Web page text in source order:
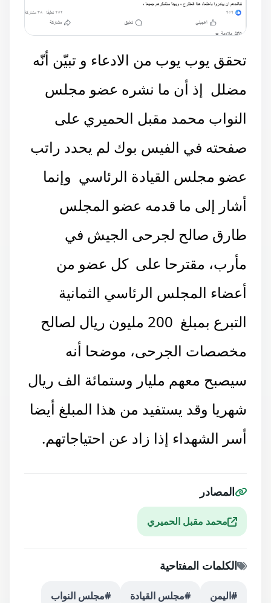
تحقق يوب يوب من الادعاء و تبيّن أنّه
مضلل إذ أن ما نشره عضو مجلس
النواب محمد مقبل الحميري على
صفحته في الفيس بوك لم يحدد راتب
عضو مجلس القيادة الرئاسي وإنما
أشار إلى ما قدمه عضو المجلس
طارق صالح لجرحى الجيش في
مأرب، مقترحا على كل عضو من
أعضاء المجلس الرئاسي الثمانية
التبرع بمبلغ 200 مليون ريال لصالح
مخصصات الجرحى، موضحا أنه
سيصبح معهم مليار وستمائة الف ريال
شهريا وقد يستفيد من هذا المبلغ أيضا
أسر الشهداء إذا زاد عن احتياجاتهم.
المصادر
محمد مقبل الحميري
الكلمات المفتاحية
#اليمن #مجلس القيادة #مجلس النواب